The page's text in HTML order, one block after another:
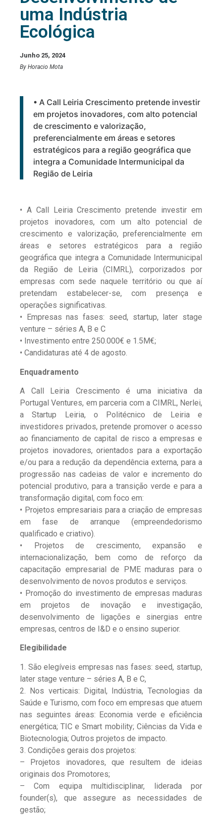
uma Indústria
Ecológica
Junho 25, 2024
By Horacio Mota
• A Call Leiria Crescimento pretende investir
em projetos inovadores, com alto potencial
de crescimento e valorização,
preferencialmente em áreas e setores
estratégicos para a região geográfica que
integra a Comunidade Intermunicipal da
Região de Leiria
• A Call Leiria Crescimento pretende investir em
projetos inovadores, com um alto potencial de
crescimento e valorização, preferencialmente em
áreas e setores estratégicos para a região
geográfica que integra a Comunidade Intermunicipal
da Região de Leiria (CIMRL), corporizados por
empresas com sede naquele território ou que aí
pretendam estabelecer-se, com presença e
operações significativas.
• Empresas nas fases: seed, startup, later stage
venture – séries A, B e C
• Investimento entre 250.000€ e 1.5M€;
• Candidaturas até 4 de agosto.
Enquadramento
A Call Leiria Crescimento é uma iniciativa da
Portugal Ventures, em parceria com a CIMRL, Nerlei,
a Startup Leiria, o Politécnico de Leiria e
investidores privados, pretende promover o acesso
ao financiamento de capital de risco a empresas e
projetos inovadores, orientados para a exportação
e/ou para a redução da dependência externa, para a
progressão nas cadeias de valor e incremento do
potencial produtivo, para a transição verde e para a
transformação digital, com foco em:
• Projetos empresariais para a criação de empresas
em fase de arranque (empreendedorismo
qualificado e criativo).
• Projetos de crescimento, expansão e
internacionalização, bem como de reforço da
capacitação empresarial de PME maduras para o
desenvolvimento de novos produtos e serviços.
• Promoção do investimento de empresas maduras
em projetos de inovação e investigação,
desenvolvimento de ligações e sinergias entre
empresas, centros de I&D e o ensino superior.
Elegibilidade
1. São elegíveis empresas nas fases: seed, startup,
later stage venture – séries A, B e C,
2. Nos verticais: Digital, Indústria, Tecnologias da
Saúde e Turismo, com foco em empresas que atuem
nas seguintes áreas: Economia verde e eficiência
energética; TIC e Smart mobility; Ciências da Vida e
Biotecnologia; Outros projetos de impacto.
3. Condições gerais dos projetos:
– Projetos inovadores, que resultem de ideias
originais dos Promotores;
– Com equipa multidisciplinar, liderada por
founder(s), que assegure as necessidades de
gestão;